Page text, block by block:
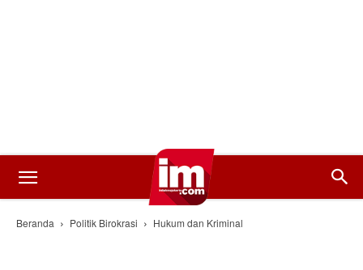
Beranda Politik Birokrasi Hukum dan Kriminal